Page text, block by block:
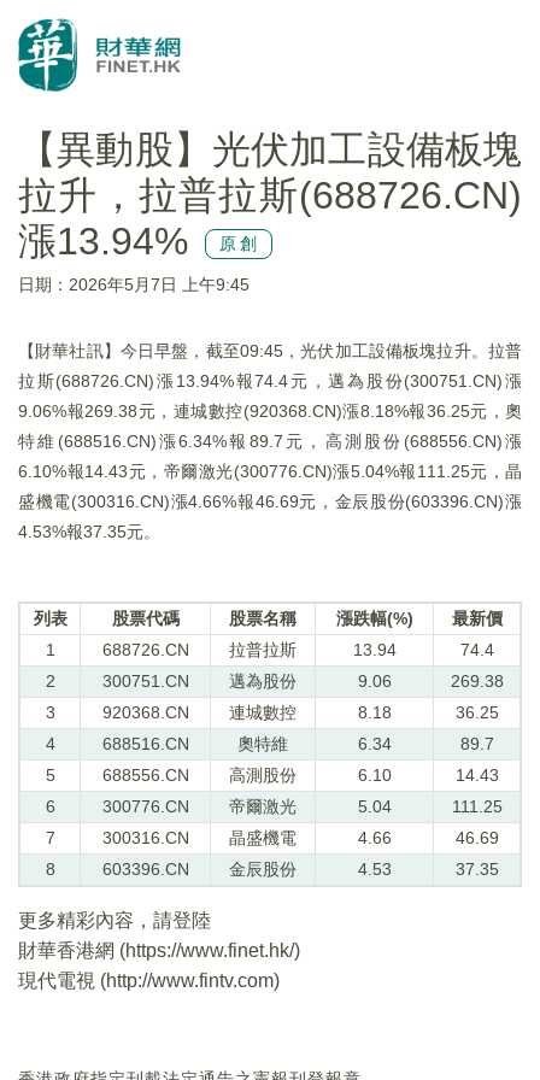
【異動股】光伏加工設備板塊
拉升，拉普拉斯(688726.CN)
漲13.94%
原創
日期：2026年5月7日 上午9:45
【財華社訊】今日早盤，截至09:45，光伏加工設備板塊拉升。拉普
拉斯(688726.CN)漲13.94%報74.4元，邁為股份(300751.CN)漲
9.06%報269.38元，連城數控(920368.CN)漲8.18%報36.25元，奧
特維(688516.CN)漲6.34%報89.7元，高測股份(688556.CN)漲
6.10%報14.43元，帝爾激光(300776.CN)漲5.04%報111.25元，晶
盛機電(300316.CN)漲4.66%報46.69元，金辰股份(603396.CN)漲
4.53%報37.35元。
列表 股票代碼 股票名稱 漲跌幅(%)
最新價
1
688726.CN 拉普拉斯 13.94
74.4
2
300751.CN 邁為股份 9.06
269.38
3
920368.CN 連城數控 8.18
36.25
4
688516.CN 奧特維 6.34
89.7
5
688556.CN 高測股份 6.10
14.43
6
300776.CN 帝爾激光 5.04
111.25
7
300316.CN 晶盛機電 4.66
46.69
8
603396.CN 金辰股份 4.53 37.35
更多精彩內容，請登陸
財華香港網 (https://www.finet.hk/)
現代電視 (http://www.fintv.com)